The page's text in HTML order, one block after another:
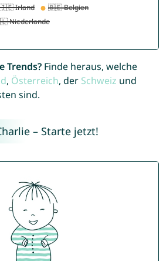
Trends?Finde heraus, welche
, Österreich, der Schweiz und
sind.
– Starte jetzt!